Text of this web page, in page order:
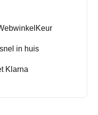
in huis
Klarna